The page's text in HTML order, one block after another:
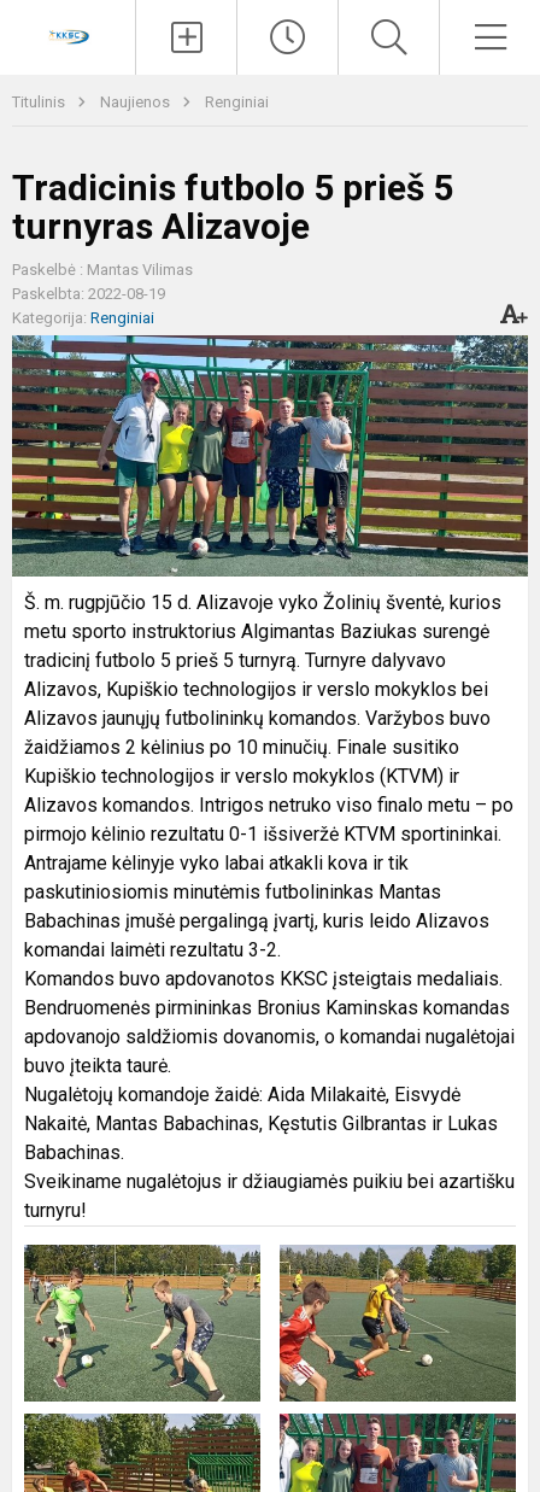
Titulinis Naujienos Renginiai
Tradicinis futbolo 5 prieš 5
turnyras Alizavoje
Paskelbė : Mantas Vilimas
Paskelbta: 2022-08-19
Kategorija: Renginiai
Š. m. rugpjūčio 15 d. Alizavoje vyko Žolinių šventė, kurios
metu sporto instruktorius Algimantas Baziukas surengė
tradicinį futbolo 5 prieš 5 turnyrą. Turnyre dalyvavo
Alizavos, Kupiškio technologijos ir verslo mokyklos bei
Alizavos jaunųjų futbolininkų komandos. Varžybos buvo
žaidžiamos 2 kėlinius po 10 minučių. Finale susitiko
Kupiškio technologijos ir verslo mokyklos (KTVM) ir
Alizavos komandos. Intrigos netruko viso finalo metu – po
pirmojo kėlinio rezultatu 0-1 išsiveržė KTVM sportininkai.
Antrajame kėlinyje vyko labai atkakli kova ir tik
paskutiniosiomis minutėmis futbolininkas Mantas
Babachinas įmušė pergalingą įvartį, kuris leido Alizavos
komandai laimėti rezultatu 3-2.
Komandos buvo apdovanotos KKSC įsteigtais medaliais.
Bendruomenės pirmininkas Bronius Kaminskas komandas
apdovanojo saldžiomis dovanomis, o komandai nugalėtojai
buvo įteikta taurė.
Nugalėtojų komandoje žaidė: Aida Milakaitė, Eisvydė
Nakaitė, Mantas Babachinas, Kęstutis Gilbrantas ir Lukas
Babachinas.
Sveikiname nugalėtojus ir džiaugiamės puikiu bei azartišku
turnyru!